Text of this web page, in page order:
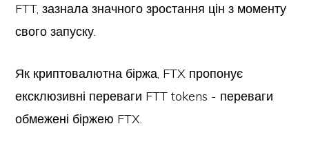
FTT, зазнала значного зростання цін з моменту
свого запуску.
Як криптовалютна біржа, FTX пропонує
ексклюзивні переваги FTT tokens - переваги
обмежені біржею FTX.